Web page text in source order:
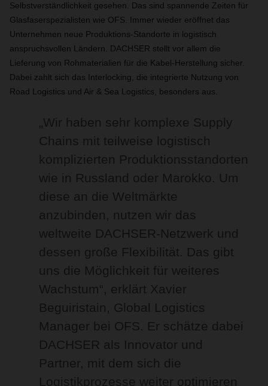
Selbstverständlichkeit gesehen. Das sind spannende Zeiten für
Glasfaserspezialisten wie OFS. Immer wieder eröffnet das
Unternehmen neue Produktions-Standorte in logistisch
anspruchsvollen Ländern. DACHSER stellt vor allem die
Lieferung von Rohmaterialien für die Kabel-Herstellung sicher.
Dabei zahlt sich das Interlocking, die integrierte Nutzung von
Road Logistics und Air & Sea Logistics, besonders aus.
„Wir haben sehr komplexe Supply
Chains mit teilweise logistisch
komplizierten Produktionsstandorten
wie in Russland oder Marokko. Um
diese an die Weltmärkte
anzubinden, nutzen wir das
weltweite DACHSER-Netzwerk und
dessen große Flexibilität. Das gibt
uns die Möglichkeit für weiteres
Wachstum“, erklärt Xavier
Beguiristain, Global Logistics
Manager bei OFS. Er schätze dabei
DACHSER als Innovator und
Partner, mit dem sich die
Logistikprozesse weiter optimieren